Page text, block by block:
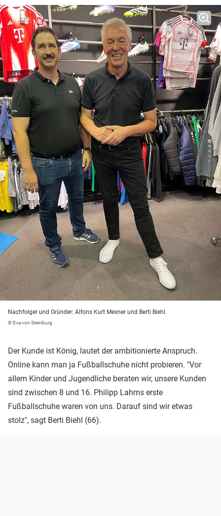
Nachfolger und Gründer: Alfons Kurt Mexner und Berti Biehl.
© Eva von Steinburg
Der Kunde ist König, lautet der ambitionierte Anspruch.
Online kann man ja Fußballschuhe nicht probieren. "Vor
allem Kinder und Jugendliche beraten wir, unsere Kunden
sind zwischen 8 und 16. Philipp Lahms erste
Fußballschuhe waren von uns. Darauf sind wir etwas
stolz", sagt Berti Biehl (66).